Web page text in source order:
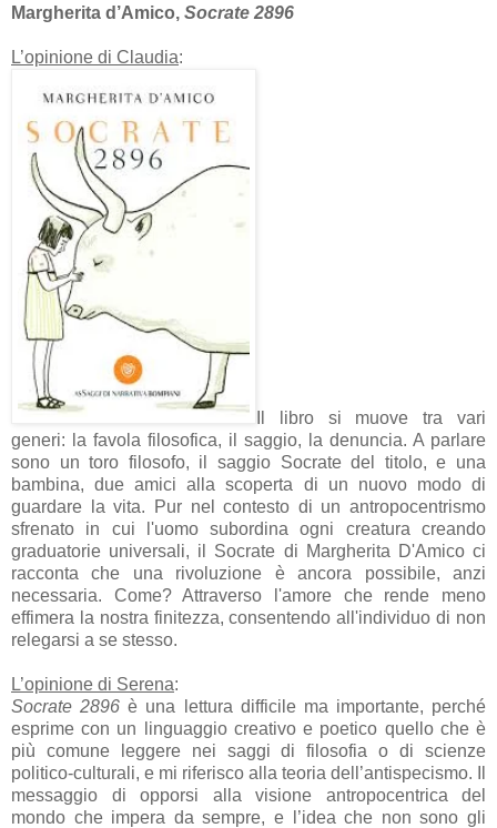
Margherita d’Amico, Socrate 2896
L’opinione di Claudia:
Il libro si muove tra vari
generi: la favola filosofica, il saggio, la denuncia. A parlare
sono un toro filosofo, il saggio Socrate del titolo, e una
bambina, due amici alla scoperta di un nuovo modo di
guardare la vita. Pur nel contesto di un antropocentrismo
sfrenato in cui l'uomo subordina ogni creatura creando
graduatorie universali, il Socrate di Margherita D'Amico ci
racconta che una rivoluzione è ancora possibile, anzi
necessaria. Come? Attraverso l'amore che rende meno
effimera la nostra finitezza, consentendo all'individuo di non
relegarsi a se stesso.
L’opinione di Serena:
Socrate 2896 è una lettura difficile ma importante, perché
esprime con un linguaggio creativo e poetico quello che è
più comune leggere nei saggi di filosofia o di scienze
politico-culturali, e mi riferisco alla teoria dell’antispecismo. Il
messaggio di opporsi alla visione antropocentrica del
mondo che impera da sempre, e l’idea che non sono gli